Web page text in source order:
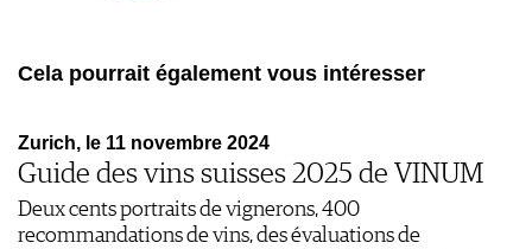
Cela pourrait également vous intéresser
Zurich, le 11 novembre 2024
Guide des vins suisses 2025 de VINUM
Deux cents portraits de vignerons, 400
recommandations de vins, des évaluations de